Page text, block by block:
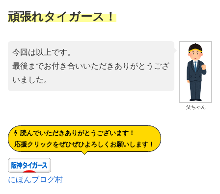
頑張れタイガース！
父ちゃん
今回は以上です。
最後までお付き合いいただきありがとうござ
いました。
読んでいただきありがとうございます！
応援クリックをぜひぜひよろしくお願いします！
にほんブログ村